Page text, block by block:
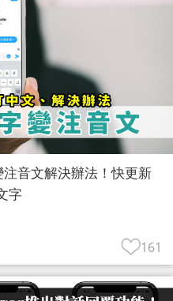
注音文解決辦法！快更新
字
161